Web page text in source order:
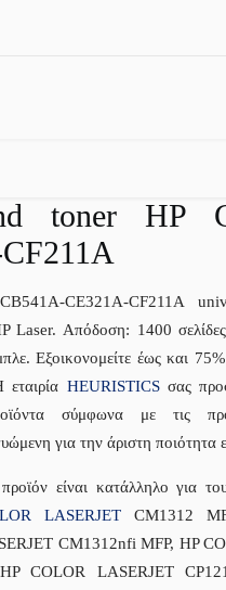
toner HP
CE321A-CF211A
Laser. Απόδοση: 1400
Εξοικονομείτε έως και
HEURISTICSσας
σύμφωνα με τις
για την άριστη ποιότητα
είναι κατάλληλο για
LASERJET CM1312
CM1312nfi MFP, HP
COLOR LASERJET